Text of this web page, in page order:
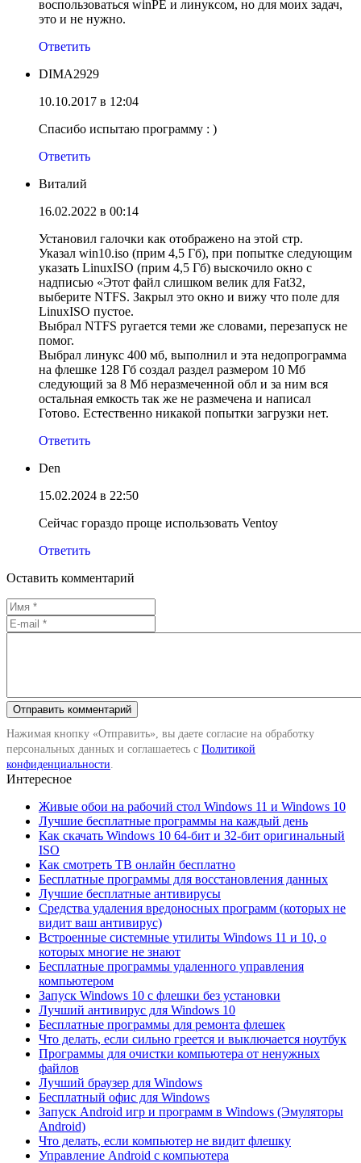
воспользоваться winPE и линуксом, но для моих задач,
это и не нужно.
Ответить
DIMA2929
10.10.2017 в 12:04
Спасибо испытаю программу : )
Ответить
Виталий
16.02.2022 в 00:14
Установил галочки как отображено на этой стр.
Указал win10.iso (прим 4,5 Гб), при попытке следующим
указать LinuxISO (прим 4,5 Гб) выскочило окно с
надписью «Этот файл слишком велик для Fat32,
выберите NTFS. Закрыл это окно и вижу что поле для
LinuxISO пустое.
Выбрал NTFS ругается теми же словами, перезапуск не
помог.
Выбрал линукс 400 мб, выполнил и эта недопрограмма
на флешке 128 Гб создал раздел размером 10 Мб
следующий за 8 Мб неразмеченной обл и за ним вся
остальная емкость так же не размечена и написал
Готово. Естественно никакой попытки загрузки нет.
Ответить
Den
15.02.2024 в 22:50
Сейчас гораздо проще использовать Ventoy
Ответить
Оставить комментарий
Нажимая кнопку «Отправить», вы даете согласие на обработку
персональных данных и соглашаетесь с Политикой
конфиденциальности
Интересное
Живые обои на рабочий стол Windows 11 и Windows 10
Лучшие бесплатные программы на каждый день
Как скачать Windows 10 64-бит и 32-бит оригинальный
ISO
Как смотреть ТВ онлайн бесплатно
Бесплатные программы для восстановления данных
Лучшие бесплатные антивирусы
Средства удаления вредоносных программ (которых не
видит ваш антивирус)
Встроенные системные утилиты Windows 11 и 10, о
которых многие не знают
Бесплатные программы удаленного управления
компьютером
Запуск Windows 10 с флешки без установки
Лучший антивирус для Windows 10
Бесплатные программы для ремонта флешек
Что делать, если сильно греется и выключается ноутбук
Программы для очистки компьютера от ненужных
файлов
Лучший браузер для Windows
Бесплатный офис для Windows
Запуск Android игр и программ в Windows (Эмуляторы
Android)
Что делать, если компьютер не видит флешку
Управление Android с компьютера